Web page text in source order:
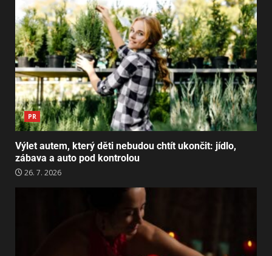
PR
Výlet autem, který děti nebudou chtít ukončit: jídlo,
zábava a auto pod kontrolou
26. 7. 2026